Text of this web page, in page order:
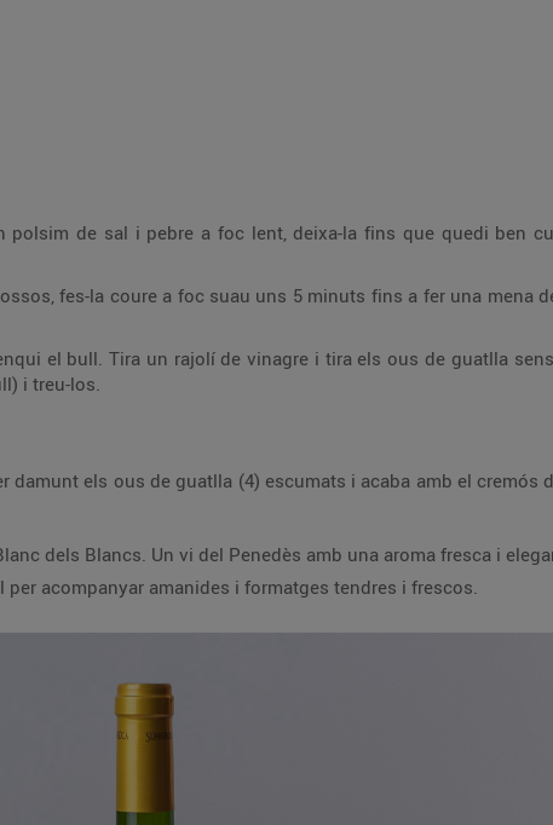
polsim de sal i pebre a foc lent, deixa-la fins que quedi ben
fes-la coure a foc suau uns 5 minuts fins a fer una mena
el bull. Tira un rajolí de vinagre i tira els ous de guatlla
i treu-los.
els ous de guatlla (4) escumats i acaba amb el cremós
dels Blancs. Un vi del Penedès amb una aroma fresca i
acompanyar amanides i formatges tendres i frescos.